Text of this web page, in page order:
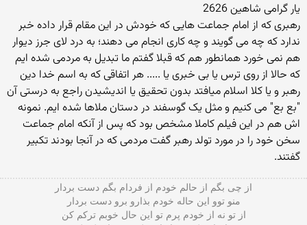
یار گرامی شاهین 2626
رهبری که از امام جماعت هایی که خودش در این مقام قرار داده خبر
ندارد که چه می گویند و چه کاری انجام می دهند؛ به درد لای جرز دیوار
هم نمی خورد همانطور هم که قبلا گفتم ما تبدیل به مردمی شده ایم
که حالا از روی ترس یا بی خبری یا ..... هر اتفاقی که به اسم خدا دین
رهبر و یا کلا اسلام میافتد بدون تحقیق یا اندیشیدن راجع به درستی آن
"بع بع" می کنیم و مثل یک گوسفند در دستان ملاها شده ایم. نمونه
اش هم در این فیلم کاملا مشخص بود که پس از آنکه امام جماعت
سخن خود را در مورد تولد رهبر گفت مردمی که در آنجا بودند تکبیر
گفتند.
از چی بگم از حالم خودم از فردام بگم دست بردار
منو توو این حاله خودم بذارو برو دست بردار
از تو نه از خودم پرم تو این حال خوبم ترکم کن